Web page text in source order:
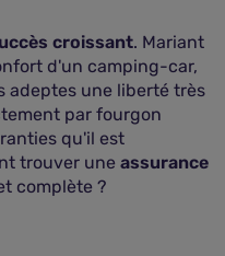
croissant. Mariant
d'un camping-car,
adeptes une liberté très
par fourgon
qu'il est
trouver une assurance
complète ?